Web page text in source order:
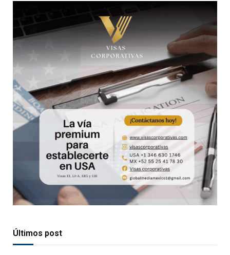
Últimos post